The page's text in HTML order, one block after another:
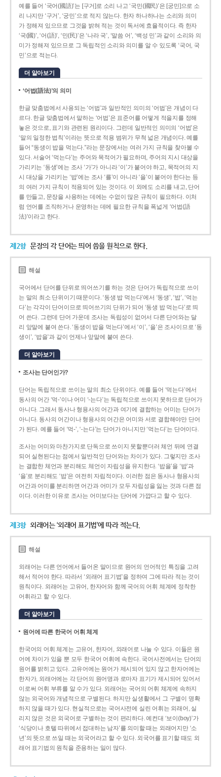
예를 들어 ‘국어(國語)’는 [구거]로 소리 나고 ‘국민(國民)’은 [궁민]으로 소
리 나지만 ‘구거’, ‘궁민’으로 적지 않는다. 한자 하나하나는 소리와 의미
가 정해져 있으므로 그것을 밝혀 적는 것이 독서에 효율적이다. 즉 한자
‘국(國)’, ‘어(語)’, ‘민(民)’은 ‘나라 국’, ‘말씀 어’, ‘백성 민’과 같이 소리와 의
미가 정해져 있으므로 그 독립적인 소리와 의미를 알 수 있도록 ‘국어, 국
민’으로 적는다.
더 알아보기
‘어법(語法)’의 의미
한글 맞춤법에서 사용되는 ‘어법’과 일반적인 의미의 ‘어법’은 개념이 다
르다. 한글 맞춤법에서 말하는 ‘어법’은 표준어를 어떻게 적을지를 정해
놓은 것으로, 표기와 관련된 원리이다. 그런데 일반적인 의미의 ‘어법’은
‘말의 일정한 법칙’이라는 뜻으로 적용 범위가 무척 넓은 개념이다. 예를
들어 “동생이 밥을 먹는다.”라는 문장에서는 여러 가지 규칙을 찾아볼 수
있다. 서술어 ‘먹는다’는 주어와 목적어가 필요하며, 주어의 지시 대상을
가리키는 ‘동생’에는 조사 ‘가’가 아니라 ‘이’가 붙어야 하고, 목적어의 지
시 대상을 가리키는 ‘밥’에는 조사 ‘를’이 아니라 ‘을’이 붙어야 한다는 등
의 여러 가지 규칙이 적용되어 있는 것이다. 이 외에도 소리를 내고, 단어
를 만들고, 문장을 사용하는 데에는 수없이 많은 규칙이 필요하다. 이처
럼 언어를 조직하거나 운영하는 데에 필요한 규칙을 폭넓게 ‘어법(語
法)’이라고 한다.
제2항 문장의 각 단어는 띄어 씀을 원칙으로 한다.
해설
국어에서 단어를 단위로 띄어쓰기를 하는 것은 단어가 독립적으로 쓰이
는 말의 최소 단위이기 때문이다. ‘동생 밥 먹는다’에서 ‘동생’, ‘밥’, ‘먹는
다’는 각각이 단어이므로 띄어쓰기의 단위가 되어 ‘동생 밥 먹는다’로 띄
어 쓴다. 그런데 단어 가운데 조사는 독립성이 없어서 다른 단어와는 달
리 앞말에 붙여 쓴다. ‘동생이 밥을 먹는다’에서 ‘이’, ‘을’은 조사이므로 ‘동
생이’, ‘밥을’과 같이 언제나 앞말에 붙여 쓴다.
더 알아보기
조사는 단어인가?
단어는 독립적으로 쓰이는 말의 최소 단위이다. 예를 들어 ‘먹는다’에서
동사의 어간 ‘먹-­’이나 어미 ‘­-는다’는 독립적으로 쓰이지 못하므로 단어가
아니다. 그래서 동사나 형용사의 어간과 여기에 결합하는 어미는 단어가
아니다. 동사의 어간이나 형용사의 어간은 어미와 서로 결합해야만 단어
가 된다. 예를 들어 ‘먹-’, ‘-는다’는 단어가 아니지만 ‘먹는다’는 단어이다.
조사는 어미와 마찬가지로 단독으로 쓰이지 못할뿐더러 체언 뒤에 연결
되어 실현된다는 점에서 일반적인 단어와는 차이가 있다. 그렇지만 조사
는 결합한 체언과 분리해도 체언이 자립성을 유지한다. ‘밥을’을 ‘밥’과
‘을’로 분리해도 ‘밥’은 여전히 자립적이다. 이러한 점은 동사나 형용사의
어간과 어미를 분리하면 어간과 어미가 모두 자립성을 잃는 것과 다른 점
이다. 이러한 이유로 조사는 어미보다는 단어에 가깝다고 할 수 있다.
제3항 외래어는 ‘외래어 표기법’에 따라 적는다.
해설
외래어는 다른 언어에서 들어온 말이므로 원어의 언어적인 특징을 고려
해서 적어야 한다. 따라서 ‘외래어 표기법’을 정하여 그에 따라 적는 것이
원칙이다. 외래어는 고유어, 한자어와 함께 국어의 어휘 체계에 정착한
어휘라고 할 수 있다.
더 알아보기
원어에 따른 한국어 어휘 체계
한국어의 어휘 체계는 고유어, 한자어, 외래어로 나눌 수 있다. 이들은 원
어에 차이가 있을 뿐 모두 한국어 어휘에 속한다. 국어사전에서는 단어의
원어를 밝히고 있다. 고유어에는 원어가 제시되어 있지 않고 한자어에는
한자가, 외래어에는 각 단어의 원어명과 로마자 표기가 제시되어 있어서
이로써 어휘 부류를 알 수가 있다. 외래어는 국어의 어휘 체계에 속하지
않는 외국어와 개념적으로 구별된다. 하지만 실생활에서 그 구별이 명확
하지 않을 때가 있다. 현실적으로는 국어사전에 실린 어휘는 외래어, 실
리지 않은 것은 외국어로 구별하는 것이 편리하다. 예컨대 ‘보이(boy)’가
‘식당이나 호텔 따위에서 접대하는 남자’를 의미할 때는 외래어지만 ‘소
년’의 뜻으로 쓰일 때는 외국어라고 할 수 있다. 외국어를 표기할 때도 외
래어 표기법의 원칙을 준용하는 일이 많다.